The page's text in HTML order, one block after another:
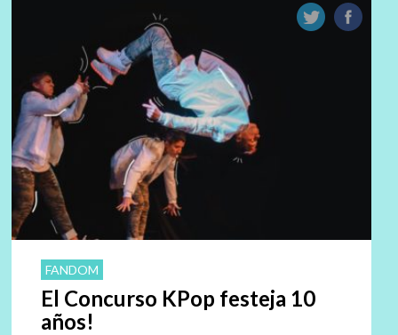
FANDOM
El Concurso KPop festeja 10
años!